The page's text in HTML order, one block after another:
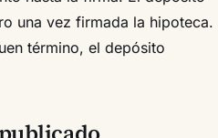
una vez firmada la hipoteca.
término, el depósito